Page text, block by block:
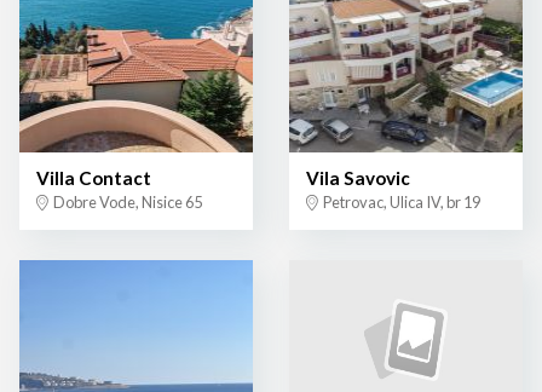
Villa Contact
Dobre Vode, Nisice 65
Vila Savovic
Petrovac, Ulica IV, br 19